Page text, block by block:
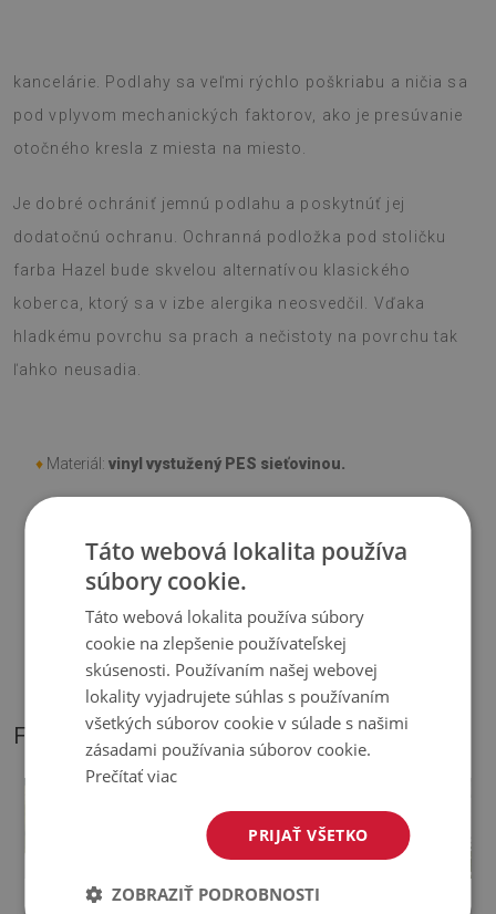
kancelárie. Podlahy sa veľmi rýchlo poškriabu a ničia sa
pod vplyvom mechanických faktorov, ako je presúvanie
otočného kresla z miesta na miesto.
Je dobré ochrániť jemnú podlahu a poskytnúť jej
dodatočnú ochranu. Ochranná podložka pod stoličku
farba Hazel bude skvelou alternatívou klasického
koberca, ktorý sa v izbe alergika neosvedčil. Vďaka
hladkému povrchu sa prach a nečistoty na povrchu tak
ľahko neusadia.
♦ Materiál: vinyl vystužený PES sieťovinou.
Odtiene Podložky pod stoličku sa môžu líšiť od vizualizácie
Podložka je určená na použitie na tvrdom povrchu. Pri
položení na mäkký povrch sa môže ohnúť a posunúť.
FOTOGRAFIE NÁŠHO PRODUKTU
Ochranná
Podložka na
Táto webová lokalita používa
súbory cookie.
Táto webová lokalita používa súbory
cookie na zlepšenie používateľskej
skúsenosti. Používaním našej webovej
lokality vyjadrujete súhlas s používaním
všetkých súborov cookie v súlade s našimi
zásadami používania súborov cookie.
Prečítať viac
PRIJAŤ VŠETKO
ZOBRAZIŤ PODROBNOSTI